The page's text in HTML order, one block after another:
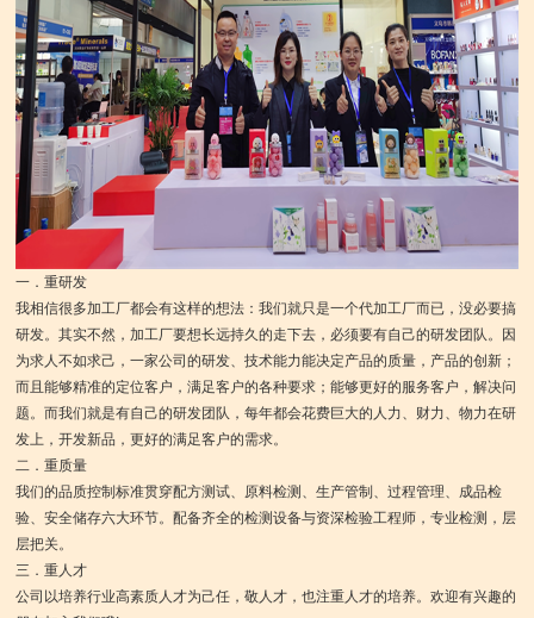
一．重研发
我相信很多加工厂都会有这样的想法：我们就只是一个代加工厂而已，没必要搞
研发。其实不然，加工厂要想长远持久的走下去，必须要有自己的研发团队。因
为求人不如求己，一家公司的研发、技术能力能决定产品的质量，产品的创新；
而且能够精准的定位客户，满足客户的各种要求；能够更好的服务客户，解决问
题。而我们就是有自己的研发团队，每年都会花费巨大的人力、财力、物力在研
发上，开发新品，更好的满足客户的需求。
二．重质量
我们的品质控制标准贯穿配方测试、原料检测、生产管制、过程管理、成品检
验、安全储存六大环节。配备齐全的检测设备与资深检验工程师，专业检测，层
层把关。
三．重人才
公司以培养行业高素质人才为己任，敬人才，也注重人才的培养。欢迎有兴趣的